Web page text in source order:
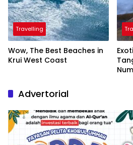
Travelling
Wow, The Best Beaches in
Krui West Coast
Advertorial